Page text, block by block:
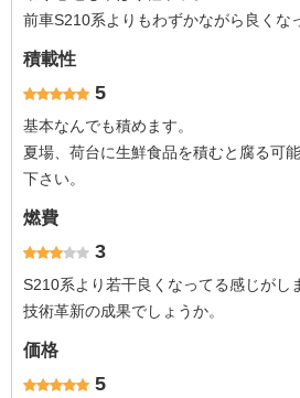
前車S210系よりもわずかながら良くな
積載性
5
基本なんでも積めます。
夏場、荷台に生鮮食品を積むと腐る可
下さい。
燃費
3
S210系より若干良くなってる感じがし
技術革新の成果でしょうか。
価格
5